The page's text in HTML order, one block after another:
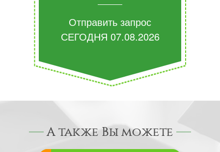
Отправить запрос
СЕГОДНЯ 07.08.2026
А также Вы можете